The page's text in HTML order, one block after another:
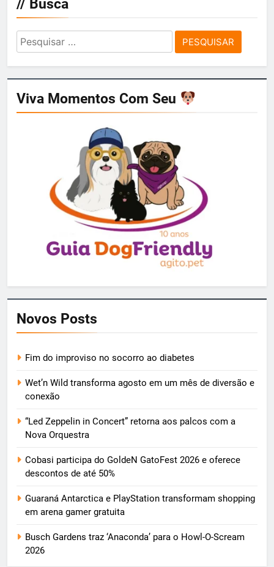
// Busca
Pesquisar
por:
Viva Momentos Com Seu
Novos Posts
Fim do improviso no socorro ao diabetes
Wet’n Wild transforma agosto em um mês de diversão e
conexão
“Led Zeppelin in Concert” retorna aos palcos com a
Nova Orquestra
Cobasi participa do GoldeN GatoFest 2026 e oferece
descontos de até 50%
Guaraná Antarctica e PlayStation transformam shopping
em arena gamer gratuita
Busch Gardens traz ‘Anaconda’ para o Howl-O-Scream
2026